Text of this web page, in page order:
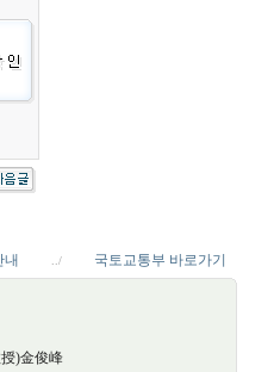
내 ../ 국토교통부 바로가기
)金俊峰